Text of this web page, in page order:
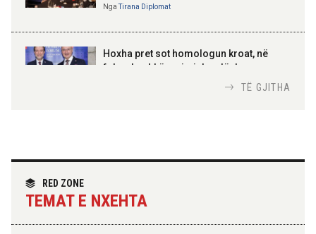
100-vjetori i themelimit të
Urdhrit të Skënderbeut
NgaTirana Diplomat
Hoxha pret sot homologun kroat, në
fokus bashkëpunimi dypalësh
partneritetit strategjik
TË GJITHA
RED ZONE
TEMAT E NXEHTA